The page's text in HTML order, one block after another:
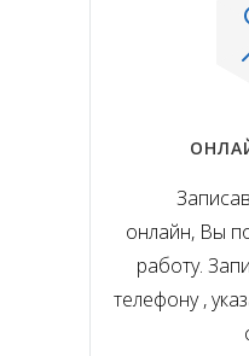
онлайн, Вы
работу.
телефону ,